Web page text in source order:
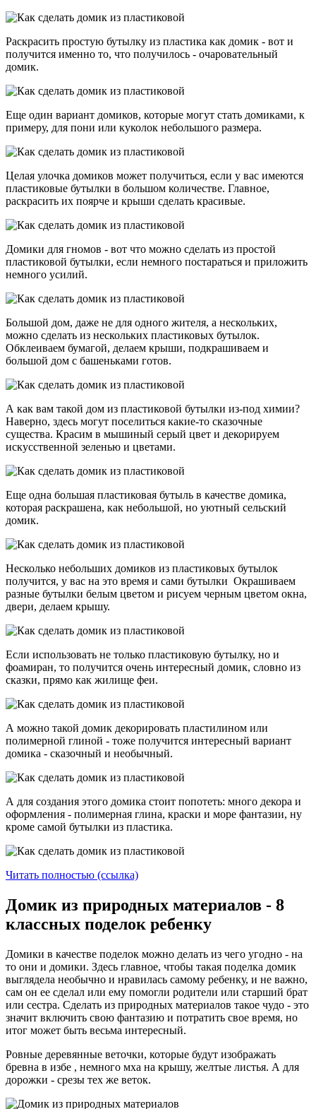
Раскрасить простую бутылку из пластика как домик - вот и
получится именно то, что получилось - очаровательный
домик.
Еще один вариант домиков, которые могут стать домиками, к
примеру, для пони или куколок небольшого размера.
Целая улочка домиков может получиться, если у вас имеются
пластиковые бутылки в большом количестве. Главное,
раскрасить их поярче и крыши сделать красивые.
Домики для гномов - вот что можно сделать из простой
пластиковой бутылки, если немного постараться и приложить
немного усилий.
Большой дом, даже не для одного жителя, а нескольких,
можно сделать из нескольких пластиковых бутылок.
Обклеиваем бумагой, делаем крыши, подкрашиваем и
большой дом с башеньками готов.
А как вам такой дом из пластиковой бутылки из-под химии?
Наверно, здесь могут поселиться какие-то сказочные
существа. Красим в мышиный серый цвет и декорируем
искусственной зеленью и цветами.
Еще одна большая пластиковая бутыль в качестве домика,
которая раскрашена, как небольшой, но уютный сельский
домик.
Несколько небольших домиков из пластиковых бутылок
получится, у вас на это время и сами бутылки Окрашиваем
разные бутылки белым цветом и рисуем черным цветом окна,
двери, делаем крышу.
Если использовать не только пластиковую бутылку, но и
фоамиран, то получится очень интересный домик, словно из
сказки, прямо как жилище феи.
А можно такой домик декорировать пластилином или
полимерной глиной - тоже получится интересный вариант
домика - сказочный и необычный.
А для создания этого домика стоит попотеть: много декора и
оформления - полимерная глина, краски и море фантазии, ну
кроме самой бутылки из пластика.
Читать полностью (ссылка)
Домик из природных материалов - 8
классных поделок ребенку
Домики в качестве поделок можно делать из чего угодно - на
то они и домики. Здесь главное, чтобы такая поделка домик
выглядела необычно и нравилась самому ребенку, и не важно,
сам он ее сделал или ему помогли родители или старший брат
или сестра. Сделать из природных материалов такое чудо - это
значит включить свою фантазию и потратить свое время, но
итог может быть весьма интересный.
Ровные деревянные веточки, которые будут изображать
бревна в избе , немного мха на крышу, желтые листья. А для
дорожки - срезы тех же веток.